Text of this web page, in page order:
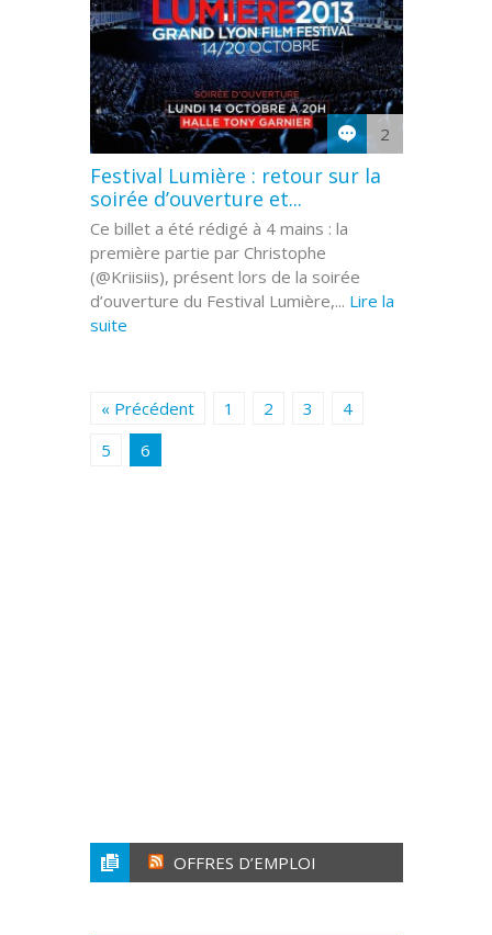
2
Festival Lumière : retour sur la
soirée d’ouverture et...
Ce billet a été rédigé à 4 mains : la
première partie par Christophe
(@Kriisiis), présent lors de la soirée
d’ouverture du Festival Lumière,... Lire la
suite
« Précédent 1 2 3
4
5
6
OFFRES D’EMPLOI